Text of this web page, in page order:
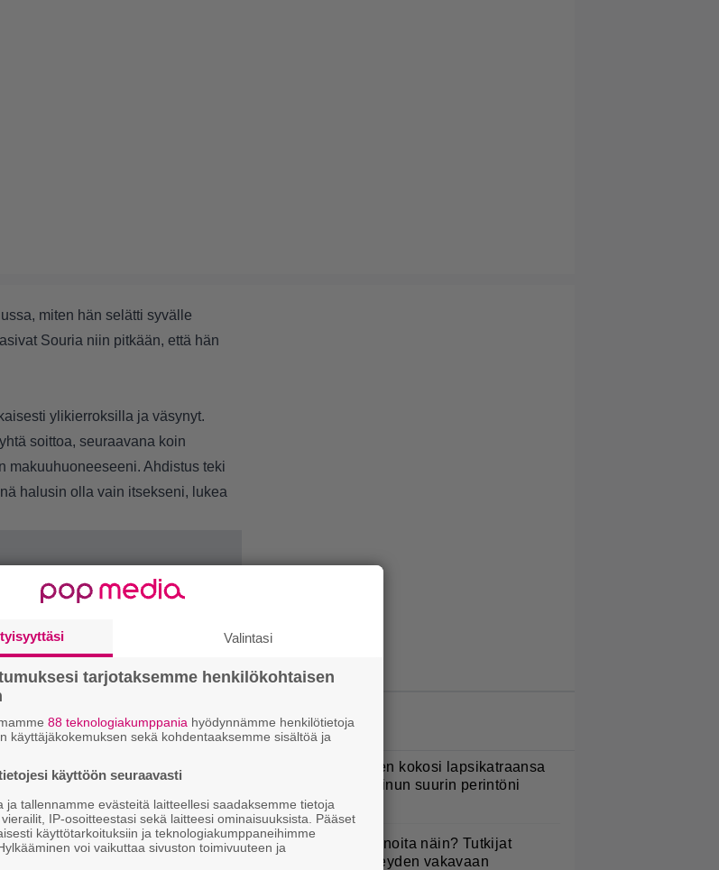
miten hän selätti syvälle
Souria niin pitkään, että hän
ylikierroksilla ja väsynyt.
soittoa, seuraavana koin
makuuhuoneeseeni. Ahdistus teki
halusin olla vain itsekseni, lukea
Jani Sievinen kokosi lapsikatraansa
yhteen – ”Minun suurin perintöni
heille”
2.
Syötkö perunoita näin? Tutkijat
löysivät yhteyden vakavaan
Valintasi
tarjotaksemme henkilökohtaisen
88 teknologiakumppania hyödynnämme henkilötietoja
käyttäjäkokemuksen sekä kohdentaaksemme sisältöä ja
käyttöön seuraavasti
ja tallennamme evästeitä laitteellesi saadaksemme tietoja
IP-osoitteestasi sekä laitteesi ominaisuuksista. Pääset
käyttötarkoituksiin ja teknologiakumppaneihimme
voi vaikuttaa sivuston toimivuuteen ja